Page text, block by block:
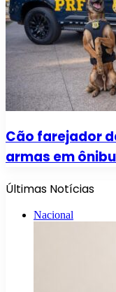
Cão farejador
armas em
Últimas Notícias
Nacional